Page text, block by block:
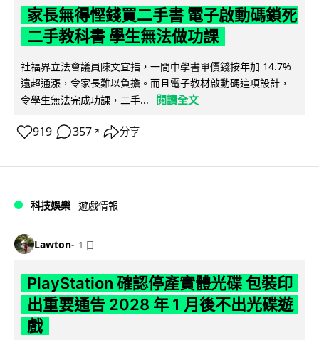
家長無得慳錢買二手書 電子啟動碼鎖死
二手教科書 學生無法做功課
社福界立法會議員陳文宜指，一間中學書單價錢按年加 14.7%
遠超通漲，令家長難以負擔。而且電子教材啟動碼這項設計，
令學生無法完成功課，二手...
閱讀全文
919 357 ↗ 分享
科技娛樂 遊戲情報
Lawton 1 日
PlayStation 確認停產實體光碟 包裝印
出重要通告 2028 年 1 月後不出光碟遊
戲